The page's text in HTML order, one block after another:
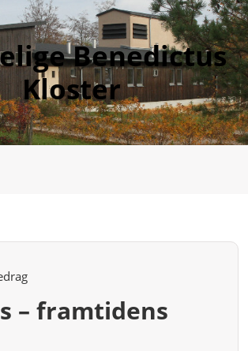
Benedictus
Kloster
– framtidens